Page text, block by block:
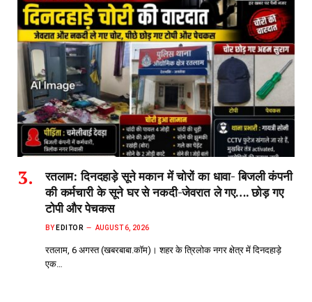
रतलाम: दिनदहाड़े सूने मकान में चोरों का धावा- बिजली कंपनी
की कर्मचारी के सूने घर से नकदी-जेवरात ले गए…. छोड़ गए
टोपी और पेचकस
BY EDITOR AUGUST 6, 2026
रतलाम, 6 अगस्त (खबरबाबा.कॉम)। शहर के त्रिलोक नगर क्षेत्र में दिनदहाड़े
एक…